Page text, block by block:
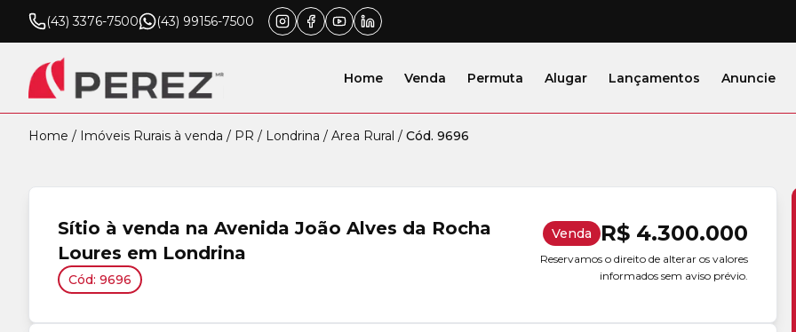
(43) 3376-7500 (43) 99156-7500
Home Venda Permuta Alugar Lançamentos Anuncie
Home / Imóveis Rurais à venda / PR / Londrina / Area Rural / Cód. 9696
Sítio à venda na Avenida João Alves da Rocha
Loures em Londrina
Cód: 9696
Venda R$ 4.300.000
Reservamos o direito de alterar os valores
informados sem aviso prévio.